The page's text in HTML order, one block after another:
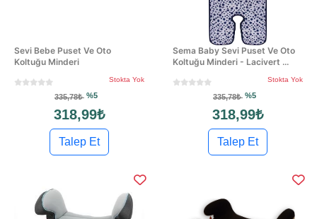
Sevi Bebe Puset Ve Oto
Koltuğu Minderi
Stokta Yok
335,78₺ %5
318,99₺
Talep Et
Sema Baby Sevi Puset Ve Oto
Koltuğu Minderi - Lacivert ...
Stokta Yok
335,78₺ %5
318,99₺
Talep Et